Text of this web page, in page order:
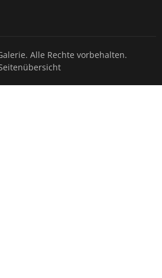
Alle Rechte vorbehalten.